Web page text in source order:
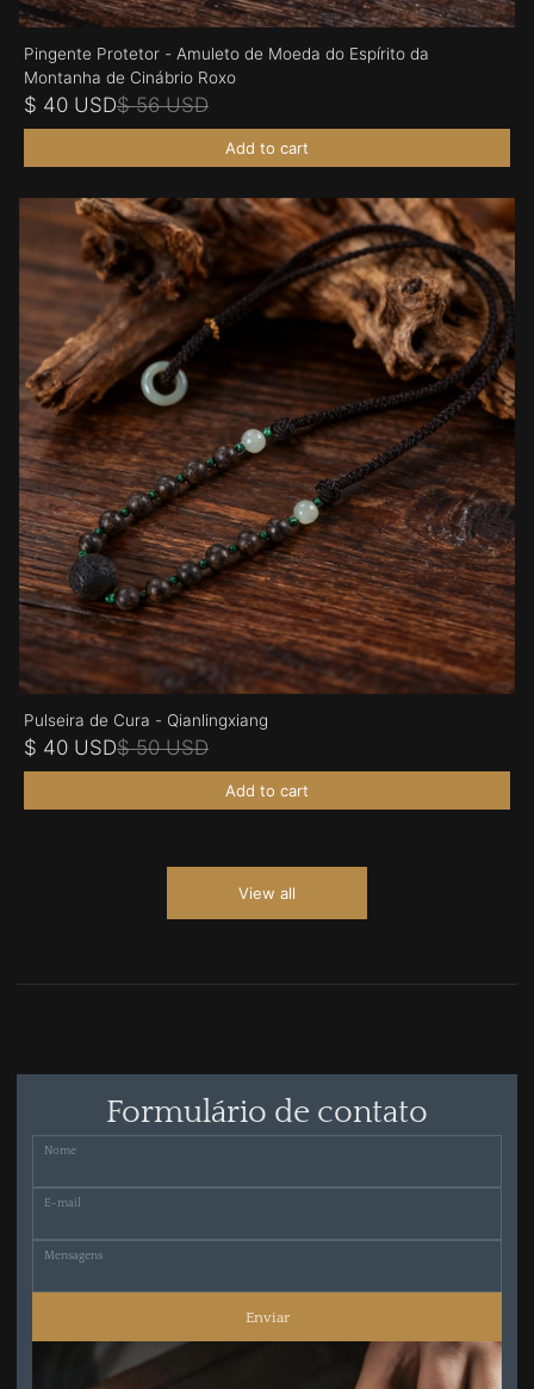
Pingente Protetor - Amuleto de Moeda do Espírito da
Montanha de Cinábrio Roxo
$ 40 USD$ 56 USD
Add to cart
Pulseira de Cura - Qianlingxiang
$ 40 USD$ 50 USD
Add to cart
View all
Formulário de contato
Nome
E-mail
Mensagens
Enviar